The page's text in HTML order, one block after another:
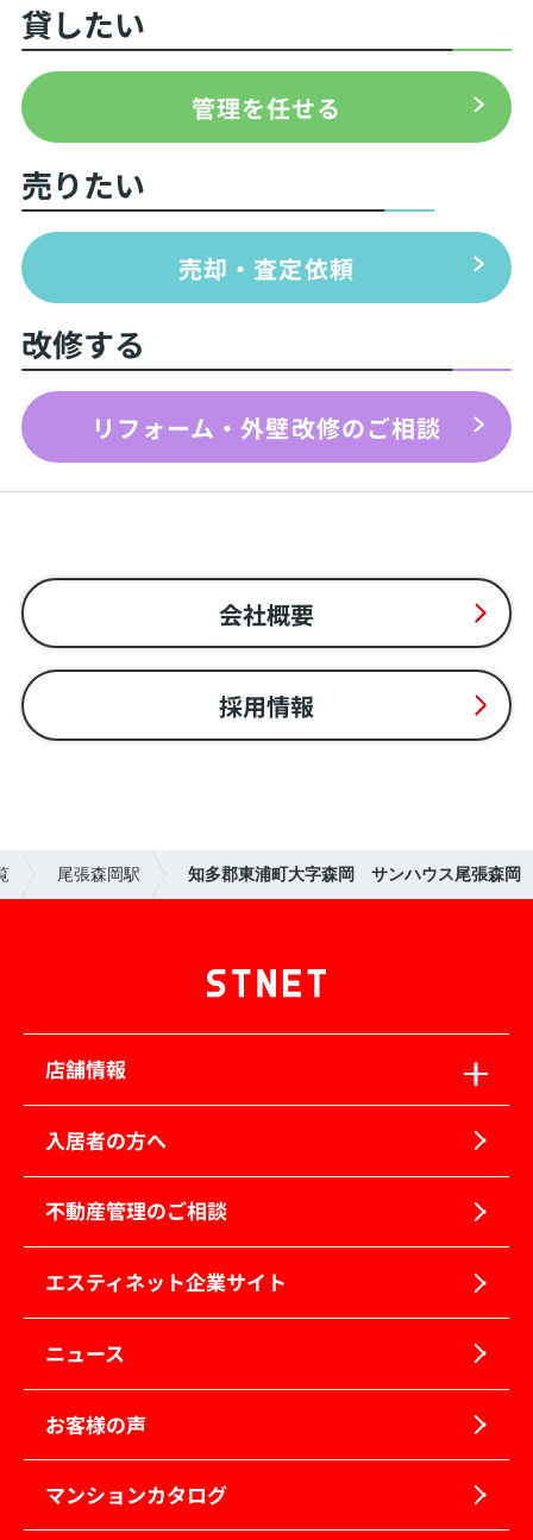
貸したい
管理を任せる
売りたい
売却・査定依頼
改修する
リフォーム・外壁改修のご相談
会社概要
採用情報
尾張森岡駅 知多郡東浦町大字森岡 サンハウス尾張森岡
店舗情報
入居者の方へ
不動産管理のご相談
エスティネット企業サイト
ニュース
お客様の声
マンションカタログ